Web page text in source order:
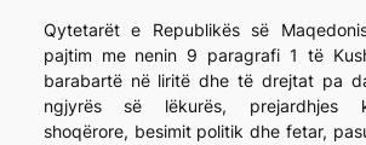
Qytetarët e Republikës së
pajtim me nenin 9 paragrafi 1 të
barabartë në liritë dhe të drejtat pa
ngjyrës së lëkurës, prejardhjes
shoqërore, besimit politik dhe fetar,